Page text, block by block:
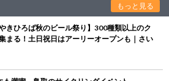
もっと見る
きひろば秋のビール祭り】300種類以上のク
まる！土日祝日はアーリーオープンも｜さい